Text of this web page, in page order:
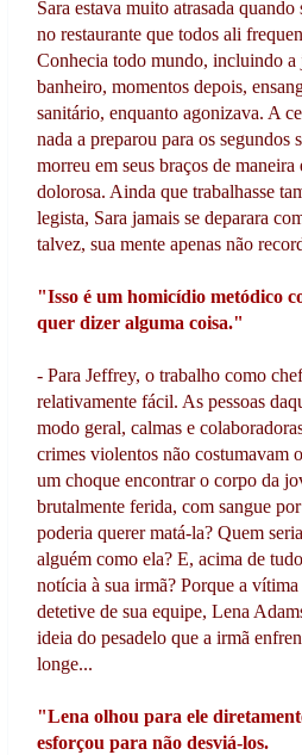
Sara estava muito atrasada
no restaurante que todos ali
Conhecia todo mundo, incluindo
banheiro, momentos depois,
sanitário, enquanto agonizava. A
nada a preparou para os segundos
morreu em seus braços de
dolorosa. Ainda que trabalhasse
legista, Sara jamais se deparara
talvez, sua mente apenas não
"Isso é um homicídio metódico
quer dizer alguma coisa."
- Para Jeffrey, o trabalho como
relativamente fácil. As pessoas
modo geral, calmas e
crimes violentos não costumavam
um choque encontrar o corpo da
brutalmente ferida, com sangue
poderia querer matá-la? Quem
alguém como ela? E, acima de
notícia à sua irmã? Porque a
detetive de sua equipe, Lena
ideia do pesadelo que a irmã
longe...
"Lena olhou para ele
esforçou para não desviá-los.